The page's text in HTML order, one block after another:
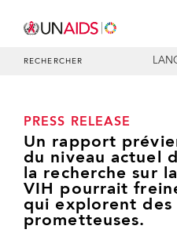
RECHERCHER
PRESS RELEASE
Un rapport
du niveau actuel
la recherche sur
VIH pourrait
qui explorent des
prometteuses.